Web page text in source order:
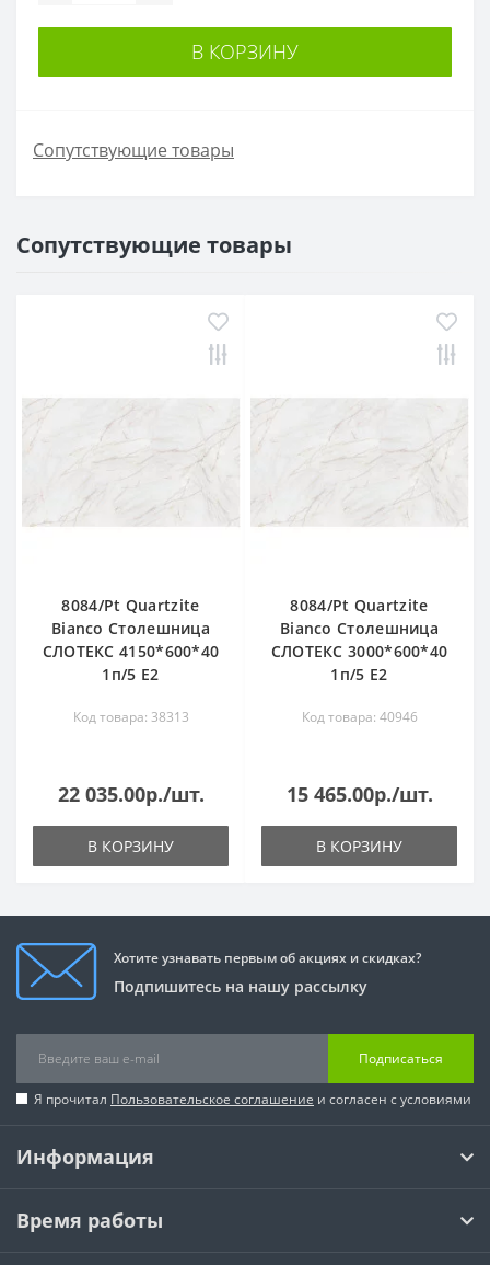
В КОРЗИНУ
Сопутствующие товары
Сопутствующие товары
8084/Pt Quartzite
Bianco Столешница
СЛОТЕКС 4150*600*40
1п/5 Е2
Код товара: 38313
22 035.00р./шт.
В КОРЗИНУ
8084/Pt Quartzite
Bianco Столешница
СЛОТЕКС 3000*600*40
1п/5 Е2
Код товара: 40946
15 465.00р./шт.
В КОРЗИНУ
Хотите узнавать первым об акциях и скидках?
Подпишитесь на нашу рассылку
Подписаться
Я прочитал Пользовательское соглашение и согласен с условиями
Информация
Время работы